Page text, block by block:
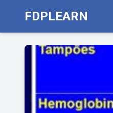
FDPLEARN